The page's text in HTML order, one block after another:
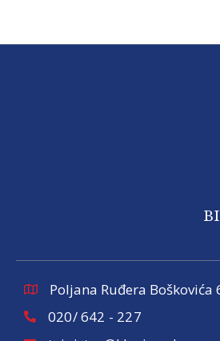
Poljana Ruđera Boškovića
020/ 642 - 227